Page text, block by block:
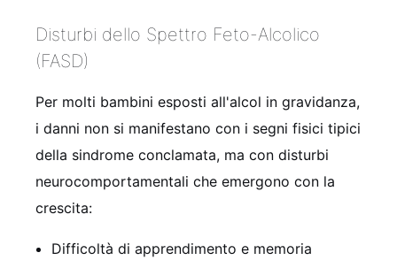
Disturbi dello Spettro Feto-Alcolico
(FASD)
Per molti bambini esposti all'alcol in gravidanza,
i danni non si manifestano con i segni fisici tipici
della sindrome conclamata, ma con disturbi
neurocomportamentali che emergono con la
crescita:
Difficoltà di apprendimento e memoria